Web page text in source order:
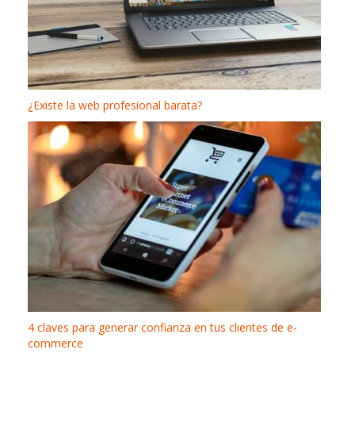
¿Existe la web profesional barata?
4 claves para generar confianza en tus clientes de e-
commerce